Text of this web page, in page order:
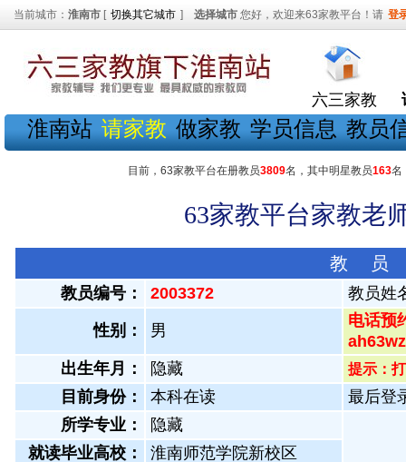
当前城市： 淮南市 [ 切换其它城市 ] 选择城市 您好，欢迎来63家教平台！请 登
六三家教
淮南站 请家教 做家教 学员信息 教员
目前，63家教平台在册教员3809名，其中明星教员163名
63家教平台家教老
教 员
教员编号： 2003372 教员姓
性别： 男
电话预
出生年月：
隐藏 提示：
目前身份： 本科在读
最后登
所学专业：
隐藏
就读毕业高校：
淮南师范学院新校区